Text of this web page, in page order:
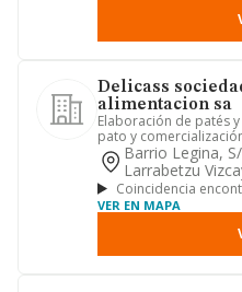
Delicass
alimentacion sa
Elaboración de patés
pato y
de delicatessen.
Barrio Legina,
Larrabetzu
Coincidencia
VER EN MAPA